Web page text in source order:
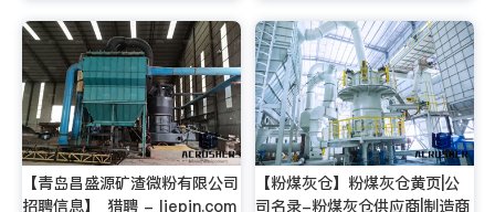
【青岛昌盛源矿渣微粉有限公司
招聘信息】_猎聘 - liepin.com
【粉煤灰仓】粉煤灰仓黄页|公
司名录-粉煤灰仓供应商|制造商